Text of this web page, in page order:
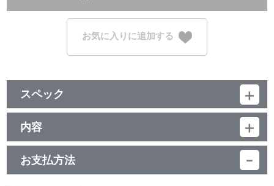
お気に入りに追加する
スペック
品番：TU-3702
ジャンル：グッズ
サイズ：約 高さ175mm×幅90mm
素材：ポリエステル
生産国：中国
内容
制作年度：2021年
【商品仕様】
お支払方法